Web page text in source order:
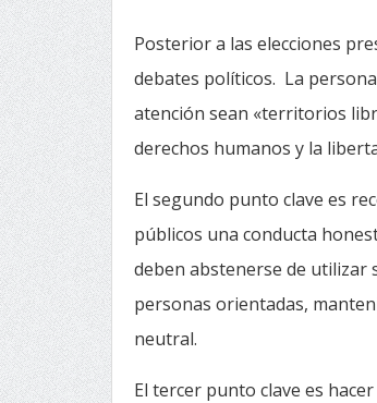
Posterior a las elecciones
debates políticos. La
atención sean «territorios
derechos humanos y la
El segundo punto clave es
públicos una conducta
deben abstenerse de utilizar
personas orientadas,
neutral.
El tercer punto clave es